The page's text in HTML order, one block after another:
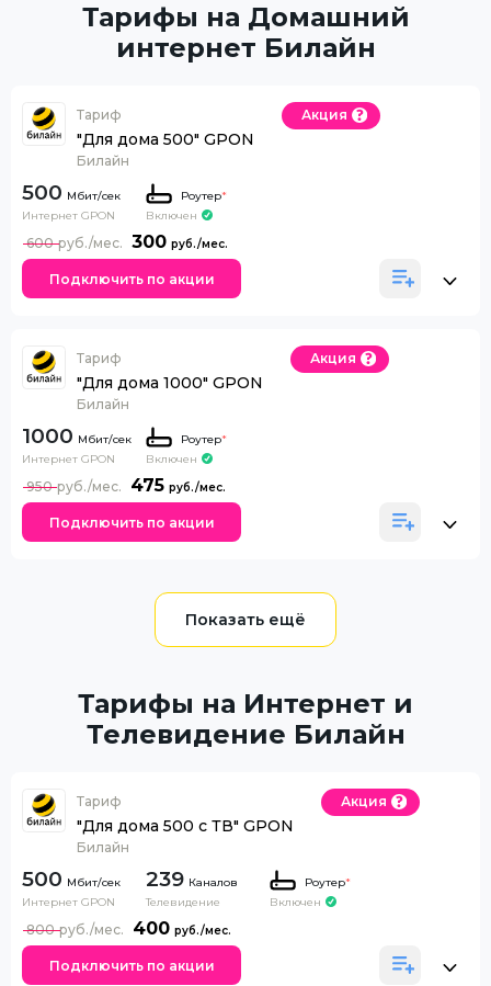
Тарифы на Домашний
интернет Билайн
Тариф
"Для дома 500" GPON
Билайн
Акция
500
Интернет GPON
Роутер*
Включен
300
600
Подключить по акции
Тариф
"Для дома 1000" GPON
Билайн
Акция
1000
Интернет GPON
Роутер*
Включен
475
950
Подключить по акции
Тарифы на Интернет и
Телевидение Билайн
Тариф
"Для дома 500 с ТВ" GPON
Билайн
Акция
500
Интернет GPON
239 Каналов
Телевидение
Роутер*
Включен
400
800
Подключить по акции